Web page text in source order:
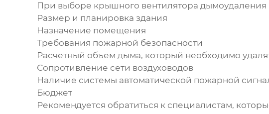
При выборе крышного вентилятора дымоудаления
Размер и планировка здания
Назначение помещения
Требования пожарной безопасности
Расчетный объем дыма, который необходимо
Сопротивление сети воздуховодов
Наличие системы автоматической пожарной
Бюджет
Рекомендуется обратиться к специалистам,